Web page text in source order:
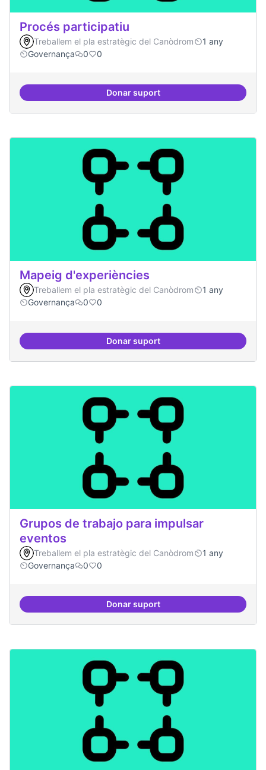
Procés participatiu
Treballem el pla estratègic del Canòdrom
1 any
Governança
0 0
Donar suportProcés participatiu
Mapeig d'experiències
Treballem el pla estratègic del Canòdrom
1 any
Governança
0 0
Donar suportMapeig d'experiències
Grupos de trabajo para impulsar
eventos
Treballem el pla estratègic del Canòdrom
1 any
Governança
0 0
Donar suportGrupos de trabajo para